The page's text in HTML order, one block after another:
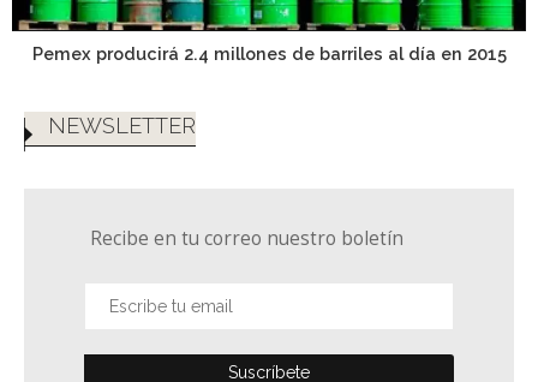
Pemex producirá 2.4 millones de barriles al día en 2015
NEWSLETTER
Recibe en tu correo nuestro boletín